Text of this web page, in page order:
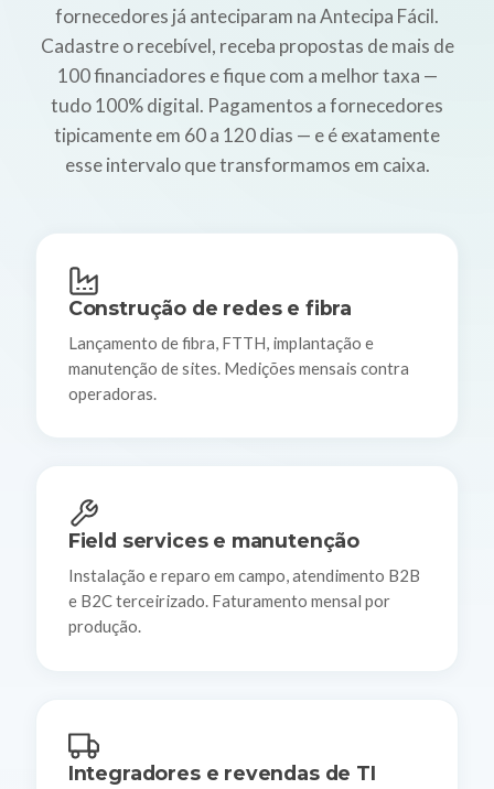
fornecedores já anteciparam na Antecipa Fácil.
Cadastre o recebível, receba propostas de mais de
100 financiadores e fique com a melhor taxa —
tudo 100% digital. Pagamentos a fornecedores
tipicamente em 60 a 120 dias — e é exatamente
esse intervalo que transformamos em caixa.
Construção de redes e fibra
Lançamento de fibra, FTTH, implantação e
manutenção de sites. Medições mensais contra
operadoras.
Field services e manutenção
Instalação e reparo em campo, atendimento B2B
e B2C terceirizado. Faturamento mensal por
produção.
Integradores e revendas de TI